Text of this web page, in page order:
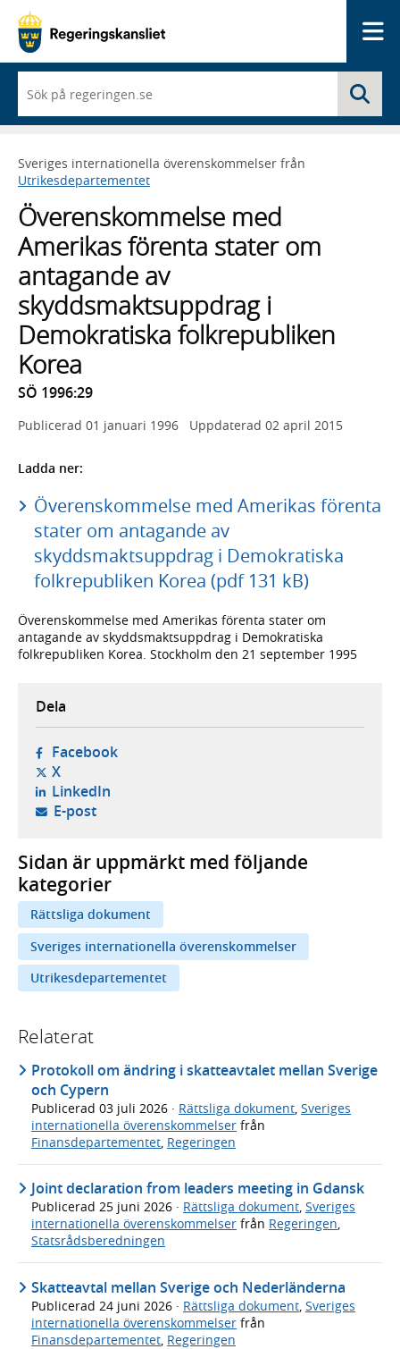
du
börjar
skriva
framträder
en
med
sökförslag
Sveriges internationella överenskommelser från
Utrikesdepartementet
Överenskommelse med
Amerikas förenta stater om
antagande av
skyddsmaktsuppdrag i
Demokratiska folkrepubliken
Korea
SÖ 1996:29
Publicerad 01 januari 1996 Uppdaterad 02 april 2015
Ladda ner:
Överenskommelse med Amerikas förenta
stater om antagande av
skyddsmaktsuppdrag i Demokratiska
folkrepubliken Korea (pdf 131 kB)
Överenskommelse med Amerikas förenta stater om
antagande av skyddsmaktsuppdrag i Demokratiska
folkrepubliken Korea. Stockholm den 21 september 1995
Dela
Facebook- öppnas i ny flik, extern webbplats,
X- öppnas i ny flik, extern webbplats,
LinkedIn- öppnas i ny flik, extern webbplats,
E-post- öppnar din e-postklient,
Sidan är uppmärkt med följande
kategorier
Rättsliga dokument
Sveriges internationella överenskommelser
Utrikesdepartementet
Relaterat
Protokoll om ändring i skatteavtalet mellan Sverige
och Cypern
Publicerad 03 juli 2026 · Rättsliga dokument Sveriges
internationella överenskommelser från
Finansdepartementet Regeringen
Joint declaration from leaders meeting in Gdansk
Publicerad 25 juni 2026 · Rättsliga dokument, Sveriges
internationella överenskommelser från Regeringen,
Statsrådsberedningen
Skatteavtal mellan Sverige och Nederländerna
Publicerad 24 juni 2026 · Rättsliga dokument, Sveriges
internationella överenskommelser från
Finansdepartementet, Regeringen